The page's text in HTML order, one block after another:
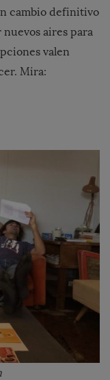
cambio definitivo
aires para
valen
Mira: